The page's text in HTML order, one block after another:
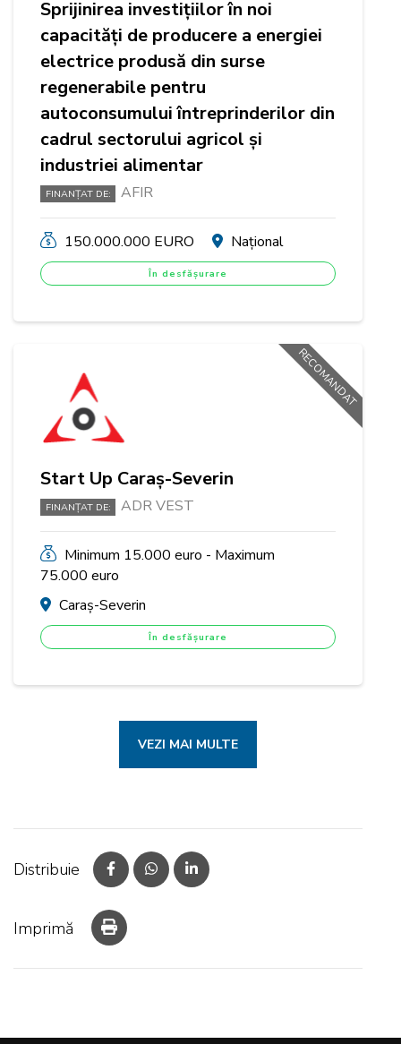
Sprijinirea investițiilor în noi
capacități de producere a energiei
electrice produsă din surse
regenerabile pentru
autoconsumului întreprinderilor din
cadrul sectorului agricol și
industriei alimentar
FINANȚAT DE: AFIR
150.000.000 EURO Național
În desfășurare
Start Up Caraș-Severin
FINANȚAT DE: ADR VEST
Minimum 15.000 euro - Maximum
75.000 euro
Caraș-Severin
În desfășurare
RECOMANDAT
VEZI MAI MULTE
Distribuie
Imprimă